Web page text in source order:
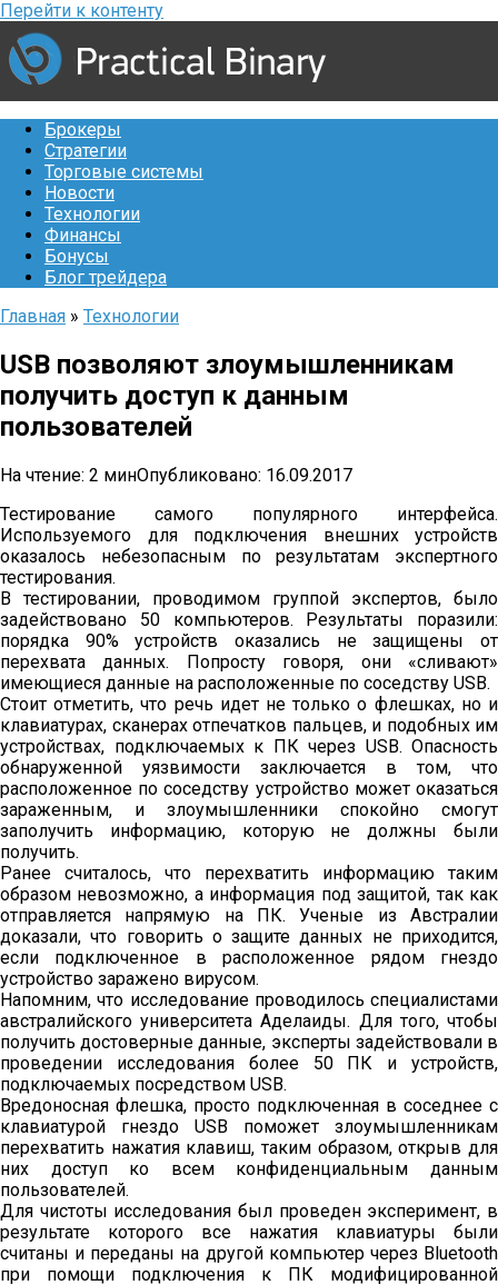
Перейти к контенту
Брокеры
Стратегии
Торговые системы
Новости
Технологии
Финансы
Бонусы
Блог трейдера
Главная » Технологии
USB позволяют злоумышленникам
получить доступ к данным
пользователей
На чтение: 2 минОпубликовано: 16.09.2017
Тестирование самого популярного интерфейса.
Используемого для подключения внешних устройств
оказалось небезопасным по результатам экспертного
тестирования.
В тестировании, проводимом группой экспертов, было
задействовано 50 компьютеров. Результаты поразили:
порядка 90% устройств оказались не защищены от
перехвата данных. Попросту говоря, они «сливают»
имеющиеся данные на расположенные по соседству USB.
Стоит отметить, что речь идет не только о флешках, но и
клавиатурах, сканерах отпечатков пальцев, и подобных им
устройствах, подключаемых к ПК через USB. Опасность
обнаруженной уязвимости заключается в том, что
расположенное по соседству устройство может оказаться
зараженным, и злоумышленники спокойно смогут
заполучить информацию, которую не должны были
получить.
Ранее считалось, что перехватить информацию таким
образом невозможно, а информация под защитой, так как
отправляется напрямую на ПК. Ученые из Австралии
доказали, что говорить о защите данных не приходится,
если подключенное в расположенное рядом гнездо
устройство заражено вирусом.
Напомним, что исследование проводилось специалистами
австралийского университета Аделаиды. Для того, чтобы
получить достоверные данные, эксперты задействовали в
проведении исследования более 50 ПК и устройств,
подключаемых посредством USB.
Вредоносная флешка, просто подключенная в соседнее с
клавиатурой гнездо USB поможет злоумышленникам
перехватить нажатия клавиш, таким образом, открыв для
них доступ ко всем конфиденциальным данным
пользователей.
Для чистоты исследования был проведен эксперимент, в
результате которого все нажатия клавиатуры были
считаны и переданы на другой компьютер через Bluetooth
при помощи подключения к ПК модифицированной